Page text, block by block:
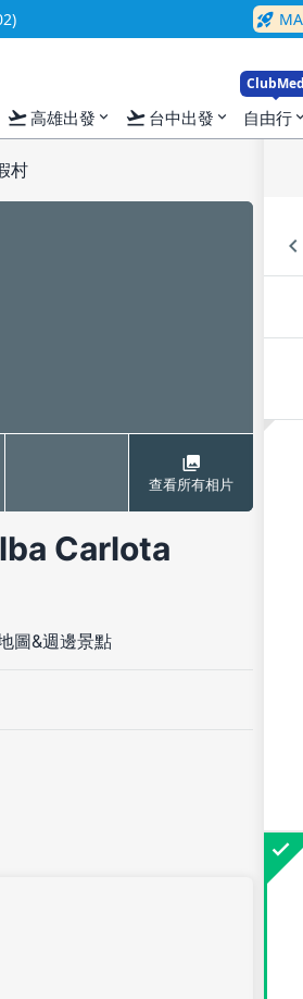
rocket_launch
flight_takeoff高雄出發 expand_more flight_takeoff 台中出發 expand_more
ClubMed
自由行 expand_more
村
查看所有相片
Carlota
圖&週邊景點